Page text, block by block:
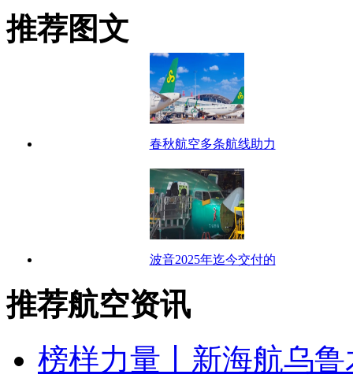
推荐图文
春秋航空多条航线助力
波音2025年迄今交付的
推荐航空资讯
榜样力量丨新海航乌